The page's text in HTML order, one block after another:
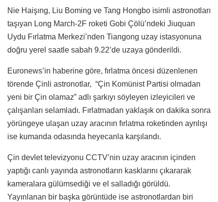
Nie Haişıng, Liu Boming ve Tang Hongbo isimli astronotları
taşıyan Long March-2F roketi Gobi Çölü’ndeki Jiuquan
Uydu Fırlatma Merkezi’nden Tiangong uzay istasyonuna
doğru yerel saatle sabah 9.22’de uzaya gönderildi.
Euronews’in haberine göre, fırlatma öncesi düzenlenen
törende Çinli astronotlar, “Çin Komünist Partisi olmadan
yeni bir Çin olamaz” adlı şarkıyı söyleyen izleyicileri ve
çalışanları selamladı. Fırlatmadan yaklaşık on dakika sonra
yörüngeye ulaşan uzay aracının fırlatma roketinden ayrılışı
ise kumanda odasında heyecanla karşılandı.
Çin devlet televizyonu CCTV’nin uzay aracının içinden
yaptığı canlı yayında astronotların kasklarını çıkararak
kameralara gülümsediği ve el salladığı görüldü.
Yayınlanan bir başka görüntüde ise astronotlardan biri